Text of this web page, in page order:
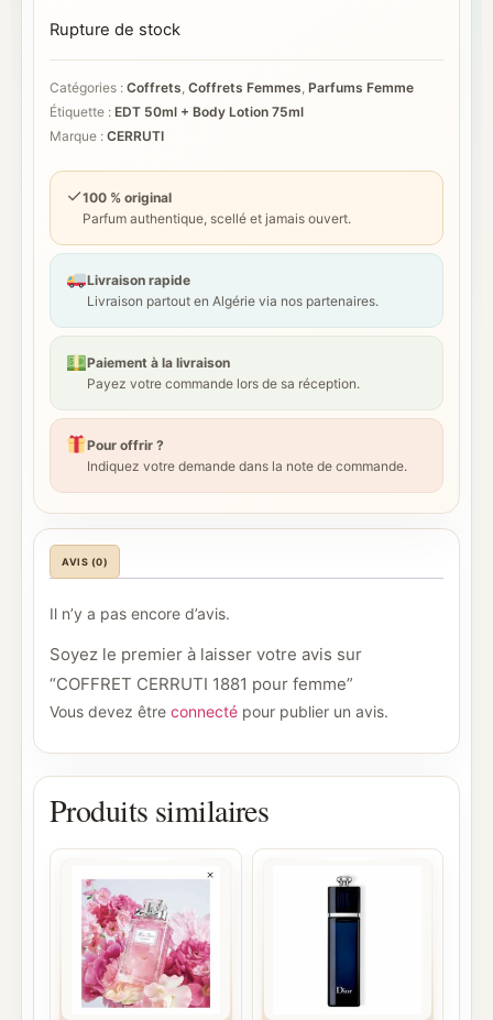
Rupture de stock
Catégories : Coffrets, Coffrets Femmes, Parfums Femme
Étiquette : EDT 50ml + Body Lotion 75ml
Marque : CERRUTI
✓100 % original
Parfum authentique, scellé et jamais ouvert.
Livraison rapide
Livraison partout en Algérie via nos partenaires.
Paiement à la livraison
Payez votre commande lors de sa réception.
Pour offrir ?
Indiquez votre demande dans la note de commande.
AVIS (0)
Il n’y a pas encore d’avis.
Soyez le premier à laisser votre avis sur
“COFFRET CERRUTI 1881 pour femme”
Vous devez être connecté pour publier un avis.
Produits similaires